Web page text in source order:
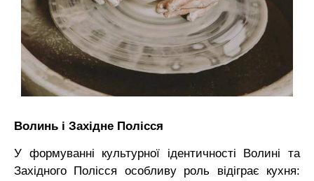
Волинь і Західне Полісся
У формуванні культурної ідентичності Волині та
Західного Полісся особливу роль відіграє кухня: